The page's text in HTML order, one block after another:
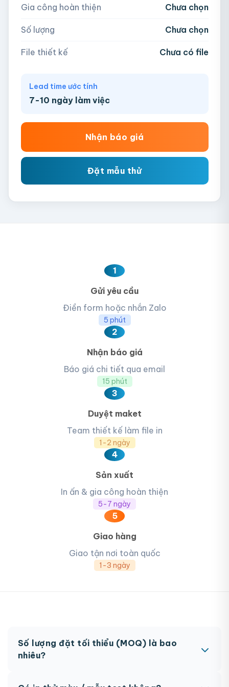
AI, PDF, EPS, PSD, PNG, JPG (tối đa 50MB)
Gia công hoàn thiện Chưa chọn
Số lượng Chưa chọn
File thiết kế Chưa có file
Lead time ước tính
7-10 ngày làm việc
Nhận báo giá
Đặt mẫu thử
1
Gửi yêu cầu
Điền form hoặc nhắn Zalo
5 phút
2
Nhận báo giá
Báo giá chi tiết qua email
15 phút
3
Duyệt maket
Team thiết kế làm file in
1-2 ngày
4
Sản xuất
In ấn & gia công hoàn thiện
5-7 ngày
5
Giao hàng
Giao tận nơi toàn quốc
1-3 ngày
Số lượng đặt tối thiểu (MOQ) là bao
nhiêu?